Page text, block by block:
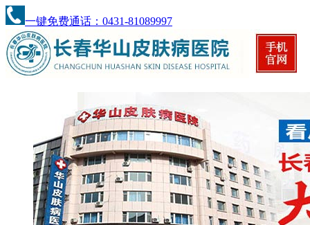
一键免费通话：0431-81089997